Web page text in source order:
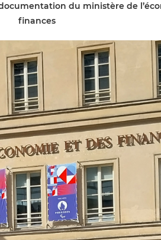
du ministère de
finances